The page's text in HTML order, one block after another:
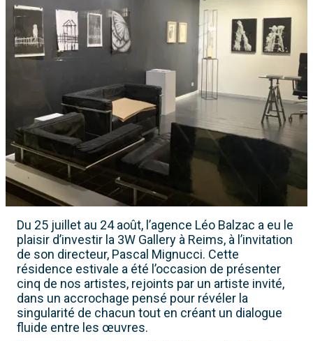
Du 25 juillet au 24 août, l’agence Léo Balzac a eu le
plaisir d’investir la 3W Gallery à Reims, à l’invitation
de son directeur, Pascal Mignucci. Cette
résidence estivale a été l’occasion de présenter
cinq de nos artistes, rejoints par un artiste invité,
dans un accrochage pensé pour révéler la
singularité de chacun tout en créant un dialogue
fluide entre les œuvres.